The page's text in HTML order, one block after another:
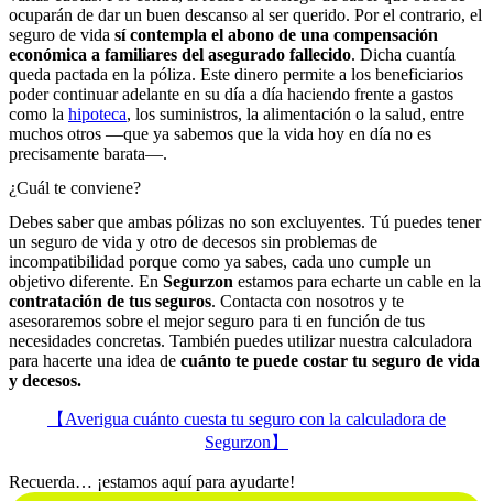
ocuparán de dar un buen descanso al ser querido. Por el contrario, el
seguro de vida sí contempla el abono de una compensación
económica a familiares del asegurado fallecido. Dicha cuantía
queda pactada en la póliza. Este dinero permite a los beneficiarios
poder continuar adelante en su día a día haciendo frente a gastos
como la hipoteca, los suministros, la alimentación o la salud, entre
muchos otros —que ya sabemos que la vida hoy en día no es
precisamente barata—.
¿Cuál te conviene?
Debes saber que ambas pólizas no son excluyentes. Tú puedes tener
un seguro de vida y otro de decesos sin problemas de
incompatibilidad porque como ya sabes, cada uno cumple un
objetivo diferente. En Segurzon estamos para echarte un cable en la
contratación de tus seguros. Contacta con nosotros y te
asesoraremos sobre el mejor seguro para ti en función de tus
necesidades concretas. También puedes utilizar nuestra calculadora
para hacerte una idea de cuánto te puede costar tu seguro de vida
y decesos.
【Averigua cuánto cuesta tu seguro con la calculadora de
Segurzon】
Recuerda… ¡estamos aquí para ayudarte!